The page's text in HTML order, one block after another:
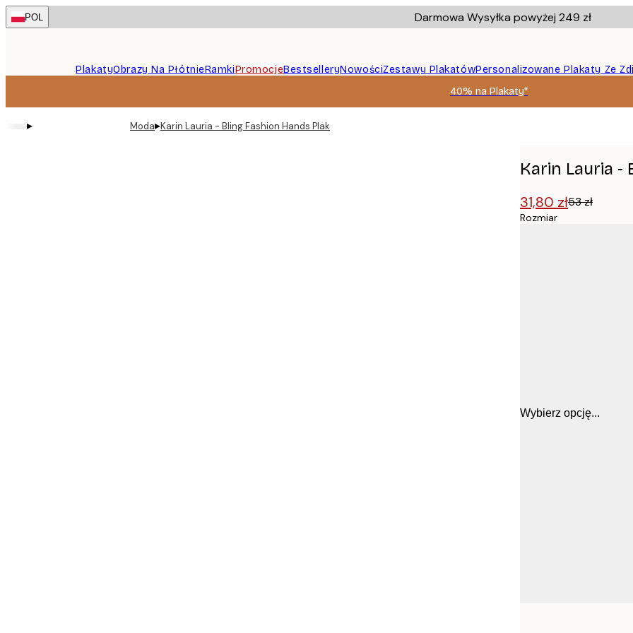
Skip
to
POL Darmowa Wysyłka powyżej 249 zł
PlakatyObrazy Na PłótnieRamkiPromocjeBestselleryNowościZestawy PlakatówPersonalizowane Plakaty Ze
40% na Plakaty*
▸ Moda▸Karin Lauria - Bling Fashion Hands Plakat
Karin Lauria -
31,80 zł53 zł
Rozmiar
Wybierz opcję...